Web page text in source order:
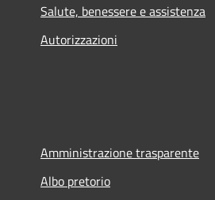
Salute, benessere e assistenza
Autorizzazioni
Amministrazione trasparente
Albo pretorio